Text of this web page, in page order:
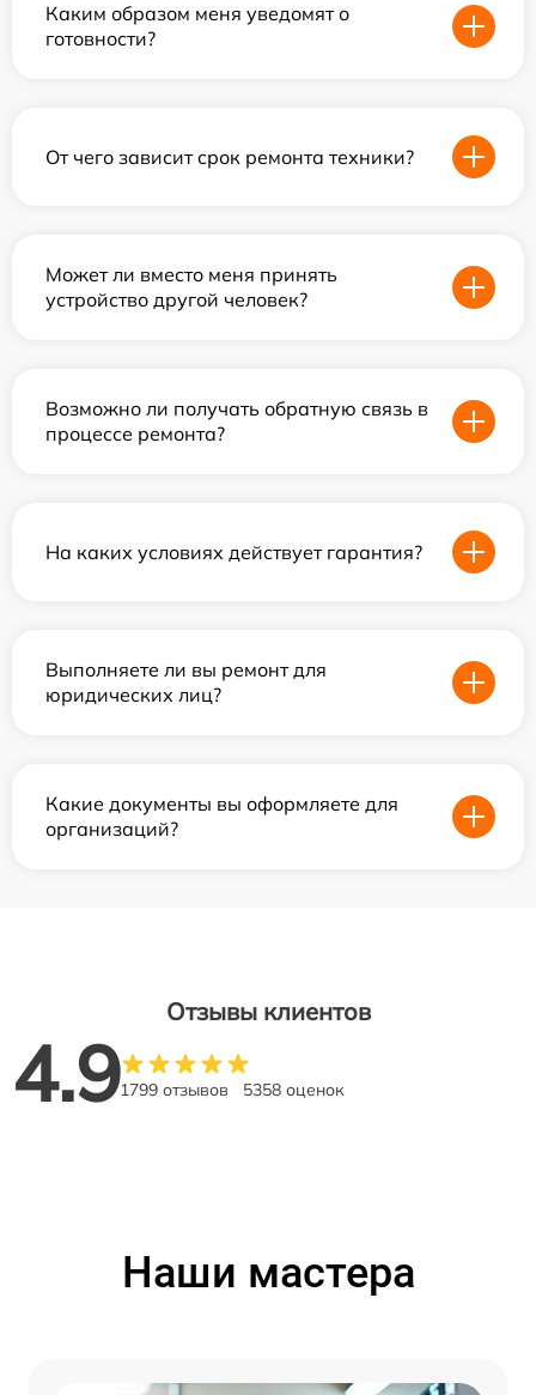
Каким образом меня уведомят о
готовности?
От чего зависит срок ремонта техники?
Может ли вместо меня принять
устройство другой человек?
Возможно ли получать обратную связь в
процессе ремонта?
На каких условиях действует гарантия?
Выполняете ли вы ремонт для
юридических лиц?
Какие документы вы оформляете для
организаций?
Отзывы клиентов
4.91799 отзывов 5358 оценок
Наши мастера